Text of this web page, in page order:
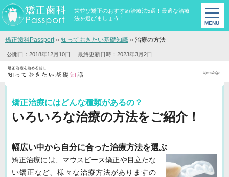
歯並び矯正のおすすめ治療法5選！最適な治療
法を選びましょう！
矯正歯科Passport» 知っておきたい基礎知識 » 治療の方法
公開日：2018年12月10日 ｜最終更新日時：2023年3月2日
矯正治療にはどんな種類があるの？
いろいろな治療の方法をご紹介！
幅広い中から自分に合った治療方法を選ぶ
矯正治療には、マウスピース矯正や目立たな
い矯正など、様々な治療方法がありますの